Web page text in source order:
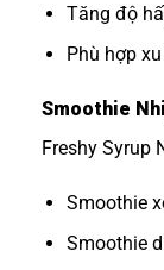
Tăng độ
Phù hợp
Smoothie
Freshy Syrup
Smoothie
Smoothie